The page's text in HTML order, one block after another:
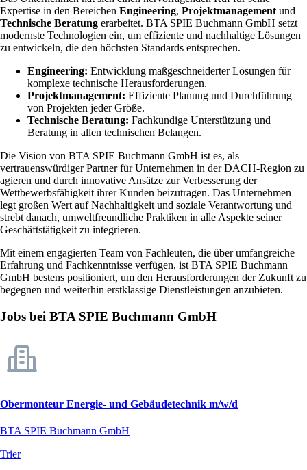
Expertise in den Bereichen Engineering, Projektmanagement und
Technische Beratung erarbeitet. BTA SPIE Buchmann GmbH setzt
modernste Technologien ein, um effiziente und nachhaltige Lösungen
zu entwickeln, die den höchsten Standards entsprechen.
Engineering: Entwicklung maßgeschneiderter Lösungen für
komplexe technische Herausforderungen.
Projektmanagement: Effiziente Planung und Durchführung
von Projekten jeder Größe.
Technische Beratung: Fachkundige Unterstützung und
Beratung in allen technischen Belangen.
Die Vision von BTA SPIE Buchmann GmbH ist es, als
vertrauenswürdiger Partner für Unternehmen in der DACH-Region zu
agieren und durch innovative Ansätze zur Verbesserung der
Wettbewerbsfähigkeit ihrer Kunden beizutragen. Das Unternehmen
legt großen Wert auf Nachhaltigkeit und soziale Verantwortung und
strebt danach, umweltfreundliche Praktiken in alle Aspekte seiner
Geschäftstätigkeit zu integrieren.
Mit einem engagierten Team von Fachleuten, die über umfangreiche
Erfahrung und Fachkenntnisse verfügen, ist BTA SPIE Buchmann
GmbH bestens positioniert, um den Herausforderungen der Zukunft zu
begegnen und weiterhin erstklassige Dienstleistungen anzubieten.
Jobs bei BTA SPIE Buchmann GmbH
Obermonteur Energie- und Gebäudetechnik m/w/d
BTA SPIE Buchmann GmbH
Trier